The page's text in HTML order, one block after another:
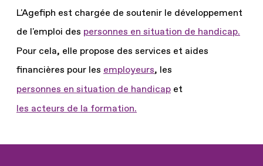
L'Agefiph est chargée de soutenir le développement
de l'emploi des personnes en situation de handicap.
Pour cela, elle propose des services et aides
financières pour les employeurs, les
personnes en situation de handicap et
les acteurs de la formation.